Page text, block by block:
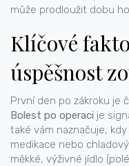
může prodloužit dobu
Klíčové
úspěšnost
První den po zákroku je
Bolest po operaci je
také vám naznačuje,
medikace nebo
měkké, výživné jídlo